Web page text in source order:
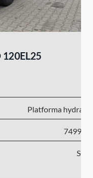
120EL25
Platforma
7499-